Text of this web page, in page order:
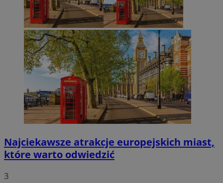
Najciekawsze atrakcje europejskich miast,
które warto odwiedzić
3